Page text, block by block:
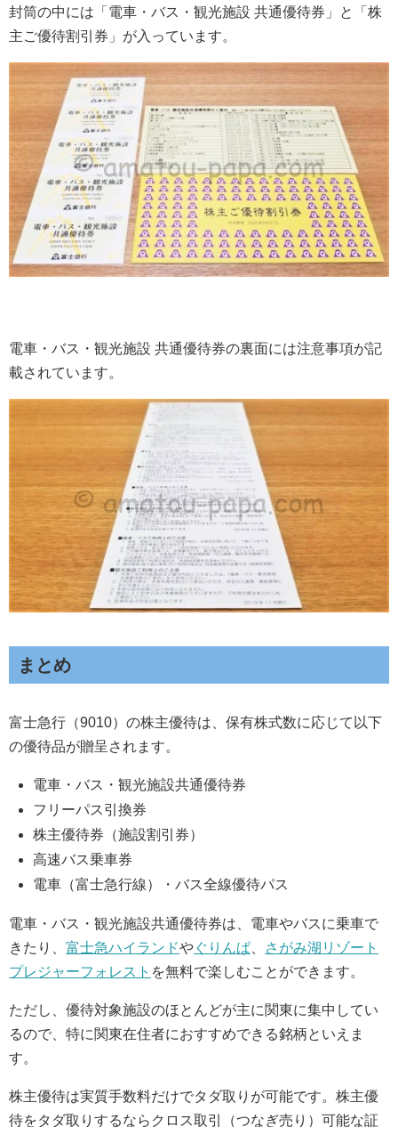
封筒の中には「電車・バス・観光施設 共通優待券」と「株
主ご優待割引券」が入っています。
電車・バス・観光施設 共通優待券の裏面には注意事項が記
載されています。
まとめ
富士急行（9010）の株主優待は、保有株式数に応じて以下
の優待品が贈呈されます。
電車・バス・観光施設共通優待券
フリーパス引換券
株主優待券（施設割引券）
高速バス乗車券
電車（富士急行線）・バス全線優待パス
電車・バス・観光施設共通優待券は、電車やバスに乗車で
きたり、 富士急ハイランドやぐりんぱ
さがみ湖リゾート
プレジャーフォレスト を無料で楽しむことができます。
ただし、優待対象施設のほとんどが主に関東に集中してい
るので、特に関東在住者におすすめできる銘柄といえま
す。
株主優待は実質手数料だけでタダ取りが可能です。株主優
待をタダ取りするならクロス取引（つなぎ売り）可能な証